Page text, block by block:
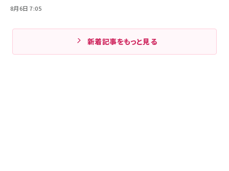
8月6日 7:05
新着記事をもっと見る